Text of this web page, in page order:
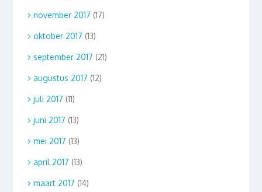
november 2017 (17)
oktober 2017 (13)
september 2017 (21)
augustus 2017 (12)
juli 2017 (11)
juni 2017 (13)
mei 2017 (13)
april 2017 (13)
maart 2017 (14)